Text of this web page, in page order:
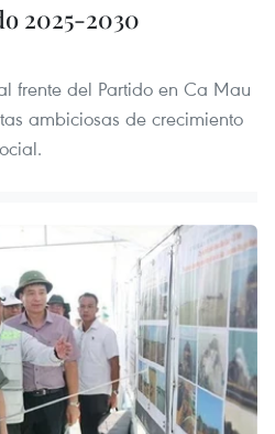
2025-2030
frente del Partido en Ca Mau
ambiciosas de crecimiento